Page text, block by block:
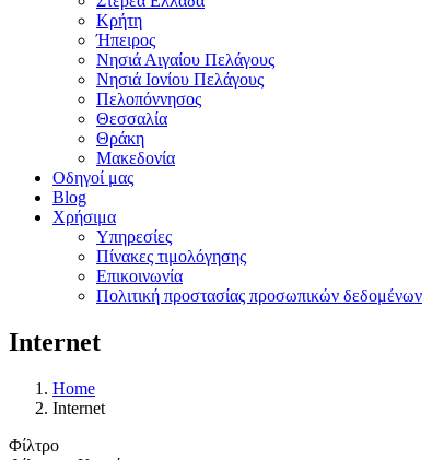
Κρήτη
Ήπειρος
Νησιά Αιγαίου Πελάγους
Νησιά Ιονίου Πελάγους
Πελοπόννησος
Θεσσαλία
Θράκη
Μακεδονία
Οδηγοί μας
Blog
Χρήσιμα
Υπηρεσίες
Πίνακες τιμολόγησης
Επικοινωνία
Πολιτική προστασίας προσωπικών δεδομένων
Internet
Home
Internet
Φίλτρο